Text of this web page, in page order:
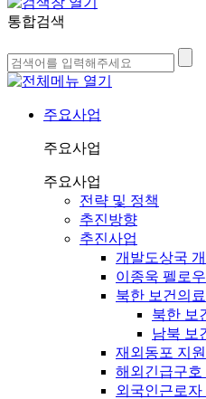
통합검색
주요사업
주요사업
주요사업
전략 및 정책
추진방향
추진사업
개발도상국
이종욱 펠로
북한 보건의
북한 보
남북 보
재외동포 지원
해외긴급구호
외국인근로자